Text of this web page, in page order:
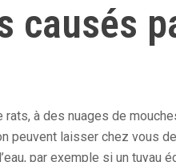
à des nuages de
peuvent laisser chez vous
par exemple si un tuyau